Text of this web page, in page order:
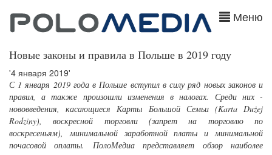
Меню
Новые законы и правила в Польше в 2019 году
'4 января 2019'
С 1 января 2019 года в Польше вступил в силу ряд новых законов и
правил, а также произошли изменения в налогах. Среди них -
нововведения, касающиеся Карты Большой Семьи (Karta Dużej
Rodziny), воскресной торговли (запрет на торговлю по
воскресеньям), минимальной заработной платы и минимальной
почасовой оплаты. ПолоМедиа представляет обзор наиболее